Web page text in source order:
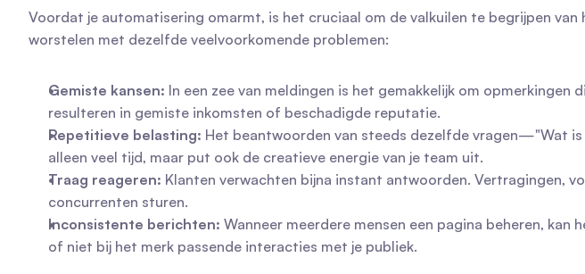
Voordat je automatisering omarmt, is het cruciaal om de valkuilen te begrijpen
worstelen met dezelfde veelvoorkomende problemen:
Gemiste kansen: In een zee van meldingen is het gemakkelijk om
resulteren in gemiste inkomsten of beschadigde reputatie.
Repetitieve belasting: Het beantwoorden van steeds dezelfde vragen—"Wat
alleen veel tijd, maar put ook de creatieve energie van je team uit.
Traag reageren: Klanten verwachten bijna instant antwoorden. Vertragingen,
concurrenten sturen.
Inconsistente berichten: Wanneer meerdere mensen een pagina beheren,
of niet bij het merk passende interacties met je publiek.